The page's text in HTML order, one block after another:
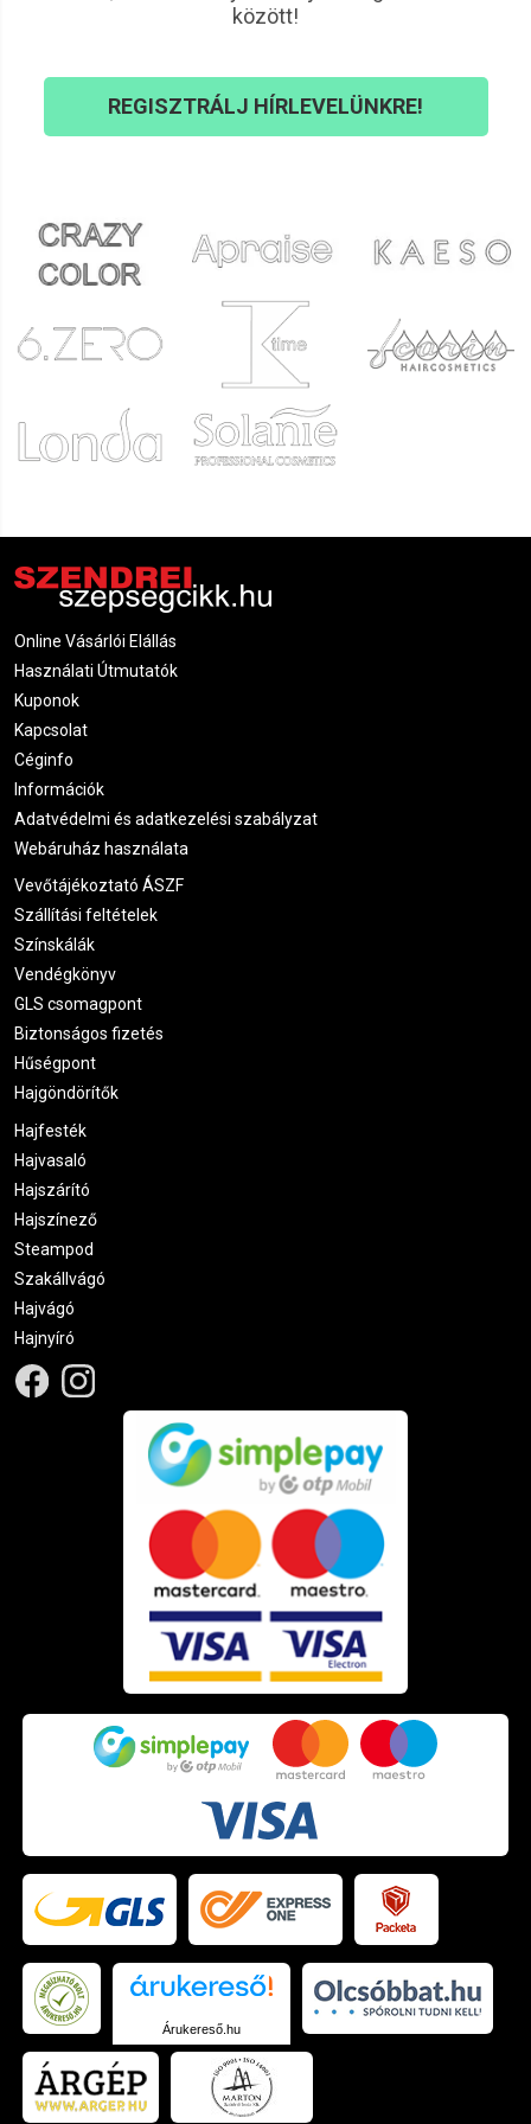
között!
REGISZTRÁLJ HÍRLEVELÜNKRE!
Online Vásárlói Elállás
Használati Útmutatók
Kuponok
Kapcsolat
Céginfo
Információk
Adatvédelmi és adatkezelési szabályzat
Webáruház használata
Vevőtájékoztató ÁSZF
Szállítási feltételek
Színskálák
Vendégkönyv
GLS csomagpont
Biztonságos fizetés
Hűségpont
Hajgöndörítők
Hajfesték
Hajvasaló
Hajszárító
Hajszínező
Steampod
Szakállvágó
Hajvágó
Hajnyíró
Árukereső.hu